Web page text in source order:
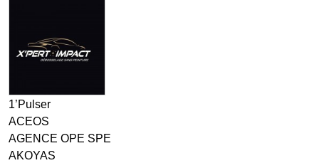
1’Pulser
ACEOS
AGENCE OPE SPE
AKOYAS